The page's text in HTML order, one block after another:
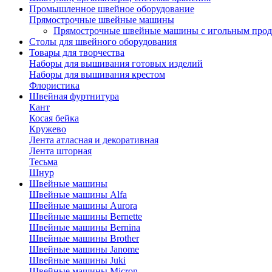
Промышленное швейное оборудование
Прямострочные швейные машины
Прямострочные швейные машины с игольным
Столы для швейного оборудования
Товары для творчества
Наборы для вышивания готовых изделий
Наборы для вышивания крестом
Флористика
Швейная фуртнитура
Кант
Косая бейка
Кружево
Лента aтласная и декоративная
Лента шторная
Тесьма
Шнур
Швейные машины
Швейные машины Alfa
Швейные машины Aurora
Швейные машины Bernette
Швейные машины Bernina
Швейные машины Brother
Швейные машины Janome
Швейные машины Juki